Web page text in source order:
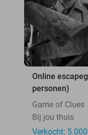
Online
personen)
Game of Clues
Bij jou thuis
Verkocht: 5.000